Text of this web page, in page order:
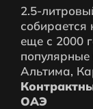
2.5-
еще с 2000
Альтима,
ОАЭ